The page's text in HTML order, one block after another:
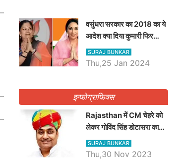
वसुंधरा सरकार का 2018 का ये
आदेश क्या दिया कुमारी फिर
करेंगी लागू? कांग्रेस सरकार ने
किया था निरस्त
SURAJ BUNKAR
Thu,25 Jan 2024
इन्फोग्राफिक्स
Rajasthan में CM चेहरे को
लेकर गोविंद सिंह डोटासरा का
बड़ा बयान आया सामने, जानें
विचार
SURAJ BUNKAR
Thu,30 Nov 2023